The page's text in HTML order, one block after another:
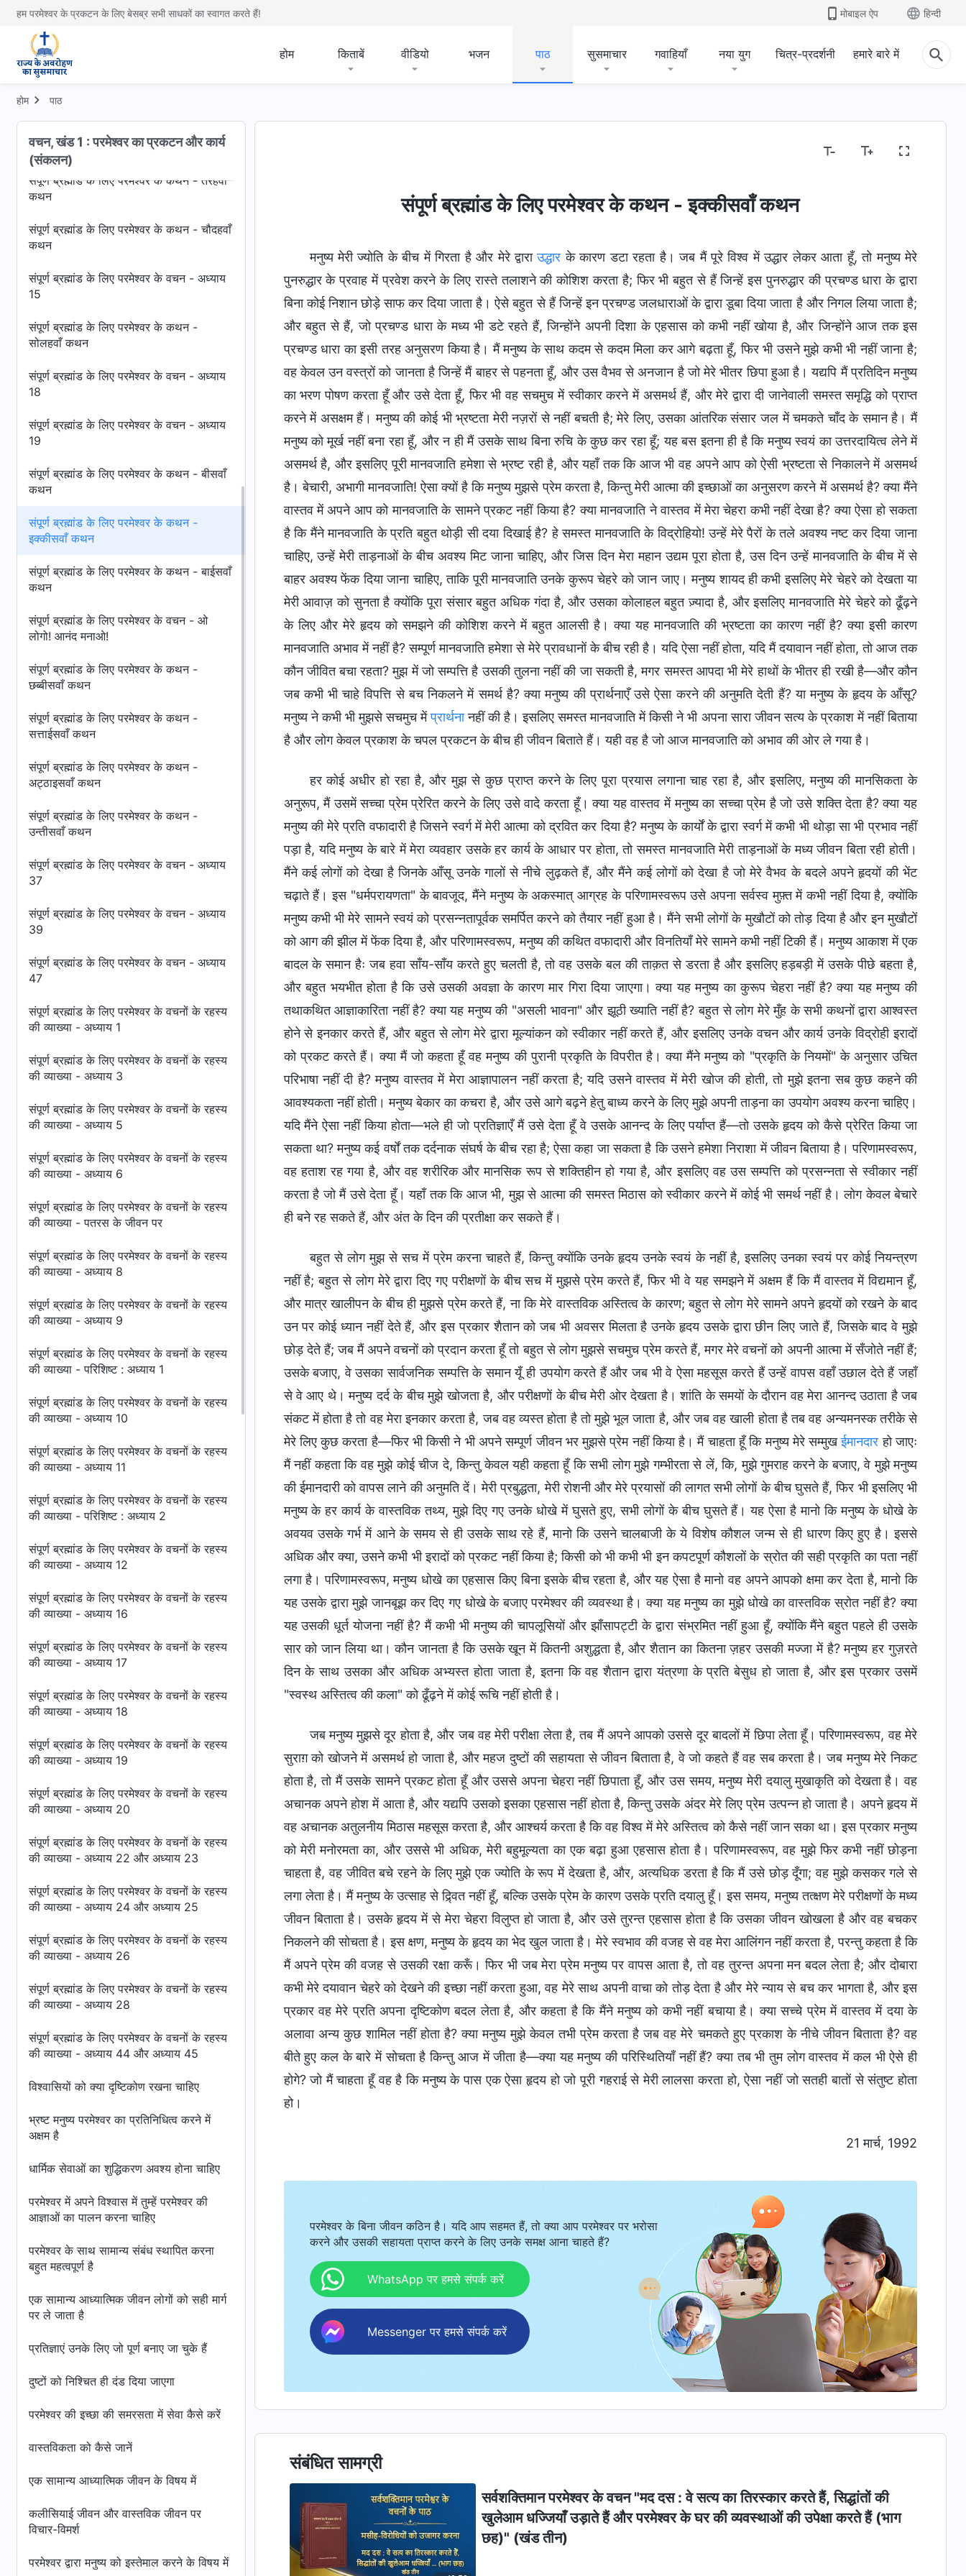
हम परमेश्वर के प्रकटन के लिए बेसब्र सभी साधकों का स्वागत करते हैं! मोबाइल ऐप हिन्दी
होम किताबें वीडियो भजन पाठ सुसमाचार गवाहियाँ नया युग चित्र-प्रदर्शनी हमारे बारे में
होम पाठ
वचन, खंड 1 : परमेश्वर का प्रकटन और कार्य
(संकलन)
संपूर्ण ब्रह्मांड के लिए परमेश्वर के वचन - राज्य
गान
ग्यारहवाँ कथन
संपूर्ण ब्रह्मांड के लिए परमेश्वर के वचन - अध्याय
12
संपूर्ण ब्रह्मांड के लिए परमेश्वर के कथन - तेरहवाँ
कथन
संपूर्ण ब्रह्मांड के लिए परमेश्वर के कथन - चौदहवाँ
कथन
संपूर्ण ब्रह्मांड के लिए परमेश्वर के वचन - अध्याय
15
संपूर्ण ब्रह्मांड के लिए परमेश्वर के कथन -
सोलहवाँ कथन
संपूर्ण ब्रह्मांड के लिए परमेश्वर के वचन - अध्याय
18
संपूर्ण ब्रह्मांड के लिए परमेश्वर के वचन - अध्याय
19
संपूर्ण ब्रह्मांड के लिए परमेश्वर के कथन - बीसवाँ
कथन
संपूर्ण ब्रह्मांड के लिए परमेश्वर के कथन -
इक्कीसवाँ कथन
संपूर्ण ब्रह्मांड के लिए परमेश्वर के कथन - बाईसवाँ
कथन
संपूर्ण ब्रह्मांड के लिए परमेश्वर के वचन - ओ
लोगो! आनंद मनाओ!
संपूर्ण ब्रह्मांड के लिए परमेश्वर के कथन -
छब्बीसवाँ कथन
संपूर्ण ब्रह्मांड के लिए परमेश्वर के कथन -
सत्ताईसवाँ कथन
संपूर्ण ब्रह्मांड के लिए परमेश्वर के कथन -
अट्ठाइसवाँ कथन
संपूर्ण ब्रह्मांड के लिए परमेश्वर के कथन -
उन्तीसवाँ कथन
संपूर्ण ब्रह्मांड के लिए परमेश्वर के वचन - अध्याय
37
संपूर्ण ब्रह्मांड के लिए परमेश्वर के वचन - अध्याय
39
संपूर्ण ब्रह्मांड के लिए परमेश्वर के वचन - अध्याय
47
संपूर्ण ब्रह्मांड के लिए परमेश्वर के वचनों के रहस्य
की व्याख्या - अध्याय 1
संपूर्ण ब्रह्मांड के लिए परमेश्वर के वचनों के रहस्य
की व्याख्या - अध्याय 3
संपूर्ण ब्रह्मांड के लिए परमेश्वर के वचनों के रहस्य
की व्याख्या - अध्याय 5
संपूर्ण ब्रह्मांड के लिए परमेश्वर के वचनों के रहस्य
की व्याख्या - अध्याय 6
संपूर्ण ब्रह्मांड के लिए परमेश्वर के वचनों के रहस्य
की व्याख्या - पतरस के जीवन पर
संपूर्ण ब्रह्मांड के लिए परमेश्वर के वचनों के रहस्य
की व्याख्या - अध्याय 8
संपूर्ण ब्रह्मांड के लिए परमेश्वर के वचनों के रहस्य
की व्याख्या - अध्याय 9
संपूर्ण ब्रह्मांड के लिए परमेश्वर के वचनों के रहस्य
की व्याख्या - परिशिष्ट : अध्याय 1
संपूर्ण ब्रह्मांड के लिए परमेश्वर के वचनों के रहस्य
की व्याख्या - अध्याय 10
संपूर्ण ब्रह्मांड के लिए परमेश्वर के वचनों के रहस्य
की व्याख्या - अध्याय 11
संपूर्ण ब्रह्मांड के लिए परमेश्वर के वचनों के रहस्य
की व्याख्या - परिशिष्ट : अध्याय 2
संपूर्ण ब्रह्मांड के लिए परमेश्वर के वचनों के रहस्य
की व्याख्या - अध्याय 12
संपूर्ण ब्रह्मांड के लिए परमेश्वर के वचनों के रहस्य
की व्याख्या - अध्याय 16
संपूर्ण ब्रह्मांड के लिए परमेश्वर के वचनों के रहस्य
की व्याख्या - अध्याय 17
संपूर्ण ब्रह्मांड के लिए परमेश्वर के वचनों के रहस्य
की व्याख्या - अध्याय 18
संपूर्ण ब्रह्मांड के लिए परमेश्वर के वचनों के रहस्य
की व्याख्या - अध्याय 19
संपूर्ण ब्रह्मांड के लिए परमेश्वर के वचनों के रहस्य
की व्याख्या - अध्याय 20
संपूर्ण ब्रह्मांड के लिए परमेश्वर के वचनों के रहस्य
की व्याख्या - अध्याय 22 और अध्याय 23
संपूर्ण ब्रह्मांड के लिए परमेश्वर के वचनों के रहस्य
की व्याख्या - अध्याय 24 और अध्याय 25
संपूर्ण ब्रह्मांड के लिए परमेश्वर के वचनों के रहस्य
की व्याख्या - अध्याय 26
संपूर्ण ब्रह्मांड के लिए परमेश्वर के वचनों के रहस्य
की व्याख्या - अध्याय 28
संपूर्ण ब्रह्मांड के लिए परमेश्वर के वचनों के रहस्य
की व्याख्या - अध्याय 44 और अध्याय 45
विश्वासियों को क्या दृष्टिकोण रखना चाहिए
भ्रष्ट मनुष्य परमेश्वर का प्रतिनिधित्व करने में
अक्षम है
धार्मिक सेवाओं का शुद्धिकरण अवश्य होना चाहिए
परमेश्वर में अपने विश्वास में तुम्हें परमेश्वर की
आज्ञाओं का पालन करना चाहिए
परमेश्वर के साथ सामान्य संबंध स्थापित करना
बहुत महत्वपूर्ण है
एक सामान्य आध्यात्मिक जीवन लोगों को सही मार्ग
पर ले जाता है
प्रतिज्ञाएं उनके लिए जो पूर्ण बनाए जा चुके हैं
दुष्टों को निश्चित ही दंड दिया जाएगा
परमेश्वर की इच्छा की समरसता में सेवा कैसे करें
वास्तविकता को कैसे जानें
एक सामान्य आध्यात्मिक जीवन के विषय में
कलीसियाई जीवन और वास्तविक जीवन पर
विचार-विमर्श
परमेश्वर द्वारा मनुष्य को इस्तेमाल करने के विषय में
संपूर्ण ब्रह्मांड के लिए परमेश्वर के कथन - इक्कीसवाँ कथन
मनुष्य मेरी ज्योति के बीच में गिरता है और मेरे द्वाराउद्धार के कारण डटा रहता है। जब मैं पूरे विश्व में उद्धार लेकर आता हूँ, तो मनुष्य मेरे
पुनरुद्धार के प्रवाह में प्रवेश करने के लिए रास्ते तलाशने की कोशिश करता है; फिर भी बहुत से हैं जिन्हें इस पुनरुद्धार की प्रचण्ड धारा के द्वारा
बिना कोई निशान छोड़े साफ कर दिया जाता है। ऐसे बहुत से हैं जिन्हें इन प्रचण्ड जलधाराओं के द्वारा डूबा दिया जाता है और निगल लिया जाता है;
और बहुत से हैं, जो प्रचण्ड धारा के मध्य भी डटे रहते हैं, जिन्होंने अपनी दिशा के एहसास को कभी नहीं खोया है, और जिन्होंने आज तक इस
प्रचण्ड धारा का इसी तरह अनुसरण किया है। मैं मनुष्य के साथ कदम से कदम मिला कर आगे बढ़ता हूँ, फिर भी उसने मुझे कभी भी नहीं जाना है;
वह केवल उन वस्त्रों को जानता है जिन्हें मैं बाहर से पहनता हूँ, और उस वैभव से अनजान है जो मेरे भीतर छिपा हुआ है। यद्यपि मैं प्रतिदिन मनुष्य
का भरण पोषण करता हूँ और उसे देता हूँ, फिर भी वह सचमुच में स्वीकार करने में असमर्थ हैं, और मेरे द्वारा दी जानेवाली समस्त समृद्धि को प्राप्त
करने में असक्षम हैं। मनुष्य की कोई भी भ्रष्टता मेरी नज़रों से नहीं बचती है; मेरे लिए, उसका आंतरिक संसार जल में चमकते चाँद के समान है। मैं
मनुष्य को मूर्ख नहीं बना रहा हूँ, और न ही मैं उसके साथ बिना रुचि के कुछ कर रहा हूँ; यह बस इतना ही है कि मनुष्य स्वयं का उत्तरदायित्व लेने में
असमर्थ है, और इसलिए पूरी मानवजाति हमेशा से भ्रष्ट रही है, और यहाँ तक कि आज भी वह अपने आप को ऐसी भ्रष्टता से निकालने में असमर्थ
है। बेचारी, अभागी मानवजाति! ऐसा क्यों है कि मनुष्य मुझसे प्रेम करता है, किन्तु मेरी आत्मा की इच्छाओं का अनुसरण करने में असमर्थ है? क्या मैंने
वास्तव में अपने आप को मानवजाति के सामने प्रकट नहीं किया है? क्या मानवजाति ने वास्तव में मेरा चेहरा कभी नहीं देखा है? क्या ऐसा हो सकता
है कि मैंने मानवजाति के प्रति बहुत थोड़ी सी दया दिखाई है? हे समस्त मानवजाति के विद्रोहियो! उन्हें मेरे पैरों के तले अवश्य नष्ट कर दिया जाना
चाहिए, उन्हें मेरी ताड़नाओं के बीच अवश्य मिट जाना चाहिए, और जिस दिन मेरा महान उद्यम पूरा होता है, उस दिन उन्हें मानवजाति के बीच में से
बाहर अवश्य फेंक दिया जाना चाहिए, ताकि पूरी मानवजाति उनके कुरूप चेहरे को जान जाए। मनुष्य शायद ही कभी इसलिए मेरे चेहरे को देखता या
मेरी आवाज़ को सुनता है क्योंकि पूरा संसार बहुत अधिक गंदा है, और उसका कोलाहल बहुत ज़्यादा है, और इसलिए मानवजाति मेरे चेहरे को ढूँढ़ने
के लिए और मेरे हृदय को समझने की कोशिश करने में बहुत आलसी है। क्या यह मानवजाति की भ्रष्टता का कारण नहीं है? क्या इसी कारण
मानवजाति अभाव में नहीं है? सम्पूर्ण मानवजाति हमेशा से मेरे प्रावधानों के बीच रही है। यदि ऐसा नहीं होता, यदि मैं दयावान नहीं होता, तो आज तक
कौन जीवित बचा रहता? मुझ में जो सम्पत्ति है उसकी तुलना नहीं की जा सकती है, मगर समस्त आपदा भी मेरे हाथों के भीतर ही रखी है—और कौन
जब कभी भी चाहे विपत्ति से बच निकलने में समर्थ है? क्या मनुष्य की प्रार्थनाएँ उसे ऐसा करने की अनुमति देती हैं? या मनुष्य के हृदय के आँसू?
मनुष्य ने कभी भी मुझसे सचमुच मेंप्रार्थनानहीं की है। इसलिए समस्त मानवजाति में किसी ने भी अपना सारा जीवन सत्य के प्रकाश में नहीं बिताया
है और लोग केवल प्रकाश के चपल प्रकटन के बीच ही जीवन बिताते हैं। यही वह है जो आज मानवजाति को अभाव की ओर ले गया है।
हर कोई अधीर हो रहा है, और मुझ से कुछ प्राप्त करने के लिए पूरा प्रयास लगाना चाह रहा है, और इसलिए, मनुष्य की मानसिकता के
अनुरूप, मैं उसमें सच्चा प्रेम प्रेरित करने के लिए उसे वादे करता हूँ। क्या यह वास्तव में मनुष्य का सच्चा प्रेम है जो उसे शक्ति देता है? क्या यह
मनुष्य की मेरे प्रति वफादारी है जिसने स्वर्ग में मेरी आत्मा को द्रवित कर दिया है? मनुष्य के कार्यों के द्वारा स्वर्ग में कभी भी थोड़ा सा भी प्रभाव नहीं
पड़ा है, यदि मनुष्य के बारे में मेरा व्यवहार उसके हर कार्य के आधार पर होता, तो समस्त मानवजाति मेरी ताड़नाओं के मध्य जीवन बिता रही होती।
मैंने कई लोगों को देखा है जिनके आँसू उनके गालों से नीचे लुढ़कते हैं, और मैंने कई लोगों को देखा है जो मेरे वैभव के बदले अपने हृदयों की भेंट
चढ़ाते हैं। इस "धर्मपरायणता" के बावजूद, मैंने मनुष्य के अकस्मात् आग्रह के परिणामस्वरूप उसे अपना सर्वस्व मुफ़्त में कभी नहीं दिया है, क्योंकि
मनुष्य कभी भी मेरे सामने स्वयं को प्रसन्नतापूर्वक समर्पित करने को तैयार नहीं हुआ है। मैंने सभी लोगों के मुखौटों को तोड़ दिया है और इन मुखौटों
को आग की झील में फेंक दिया है, और परिणामस्वरूप, मनुष्य की कथित वफादारी और विनतियाँ मेरे सामने कभी नहीं टिकी हैं। मनुष्य आकाश में एक
बादल के समान हैः जब हवा साँय-साँय करते हुए चलती है, तो वह उसके बल की ताक़त से डरता है और इसलिए हड़बड़ी में उसके पीछे बहता है,
और बहुत भयभीत होता है कि उसे उसकी अवज्ञा के कारण मार गिरा दिया जाएगा। क्या यह मनुष्य का कुरूप चेहरा नहीं है? क्या यह मनुष्य की
तथाकथित आज्ञाकारिता नहीं है? क्या यह मनुष्य की "असली भावना" और झूठी ख्याति नहीं है? बहुत से लोग मेरे मुँह के सभी कथनों द्वारा आश्वस्त
होने से इनकार करते हैं, और बहुत से लोग मेरे द्वारा मूल्यांकन को स्वीकार नहीं करते हैं, और इसलिए उनके वचन और कार्य उनके विद्रोही इरादों
को प्रकट करते हैं। क्या मैं जो कहता हूँ वह मनुष्य की पुरानी प्रकृति के विपरीत है। क्या मैंने मनुष्य को "प्रकृति के नियमों" के अनुसार उचित
परिभाषा नहीं दी है? मनुष्य वास्तव में मेरा आज्ञापालन नहीं करता है; यदि उसने वास्तव में मेरी खोज की होती, तो मुझे इतना सब कुछ कहने की
आवश्यकता नहीं होती। मनुष्य बेकार का कचरा है, और उसे आगे बढ़ने हेतु बाध्य करने के लिए मुझे अपनी ताड़ना का उपयोग अवश्य करना चाहिए।
यदि मैंने ऐसा नहीं किया होता—भले ही जो प्रतिज्ञाएँ मैं उसे देता हूँ वे उसके आनन्द के लिए पर्याप्त हैं—तो उसके हृदय को कैसे प्रेरित किया जा
सकता था? मनुष्य कई वर्षों तक दर्दनाक संघर्ष के बीच रहा है; ऐसा कहा जा सकता है कि उसने हमेशा निराशा में जीवन बिताया है। परिणामस्वरूप,
वह हताश रह गया है, और वह शरीरिक और मानसिक रूप से शक्तिहीन हो गया है, और इसलिए वह उस सम्पत्ति को प्रसन्नता से स्वीकार नहीं
करता है जो मैं उसे देता हूँ। यहाँ तक कि आज भी, मुझ से आत्मा की समस्त मिठास को स्वीकार करने में कोई भी समर्थ नहीं है। लोग केवल बेचारे
ही बने रह सकते हैं, और अंत के दिन की प्रतीक्षा कर सकते हैं।
बहुत से लोग मुझ से सच में प्रेम करना चाहते हैं, किन्तु क्योंकि उनके हृदय उनके स्वयं के नहीं है, इसलिए उनका स्वयं पर कोई नियन्त्रण
नहीं है; बहुत से लोग मेरे द्वारा दिए गए परीक्षणों के बीच सच में मुझसे प्रेम करते हैं, फिर भी वे यह समझने में अक्षम हैं कि मैं वास्तव में विद्यमान हूँ,
और मात्र खालीपन के बीच ही मुझसे प्रेम करते हैं, ना कि मेरे वास्तविक अस्तित्व के कारण; बहुत से लोग मेरे सामने अपने हृदयों को रखने के बाद
उन पर कोई ध्यान नहीं देते हैं, और इस प्रकार शैतान को जब भी अवसर मिलता है उनके हृदय उसके द्वारा छीन लिए जाते हैं, जिसके बाद वे मुझे
छोड़ देते हैं; जब मैं अपने वचनों को प्रदान करता हूँ तो बहुत से लोग मुझसे सचमुच प्रेम करते हैं, मगर मेरे वचनों को अपनी आत्मा में सँजोते नहीं हैं;
उसके बजाए, वे उसका सार्वजनिक सम्पत्ति के समान यूँ ही उपयोग करते हैं और जब भी वे ऐसा महसूस करते हैं उन्हें वापस वहाँ उछाल देते हैं जहाँ
से वे आए थे। मनुष्य दर्द के बीच मुझे खोजता है, और परीक्षणों के बीच मेरी ओर देखता है। शांति के समयों के दौरान वह मेरा आनन्द उठाता है जब
संकट में होता है तो वह मेरा इनकार करता है, जब वह व्यस्त होता है तो मुझे भूल जाता है, और जब वह खाली होता है तब वह अन्यमनस्क तरीके से
मेरे लिए कुछ करता है—फिर भी किसी ने भी अपने सम्पूर्ण जीवन भर मुझसे प्रेम नहीं किया है। मैं चाहता हूँ कि मनुष्य मेरे सम्मुखईमानदार हो जाएः
मैं नहीं कहता कि वह मुझे कोई चीज दे, किन्तु केवल यही कहता हूँ कि सभी लोग मुझे गम्भीरता से लें, कि, मुझे गुमराह करने के बजाए, वे मुझे मनुष्य
की ईमानदारी को वापस लाने की अनुमति दें। मेरी प्रबुद्धता, मेरी रोशनी और मेरे प्रयासों की लागत सभी लोगों के बीच घुसते हैं, फिर भी इसलिए भी
मनुष्य के हर कार्य के वास्तविक तथ्य, मुझे दिए गए उनके धोखे में घुसते हुए, सभी लोगों के बीच घुसते हैं। यह ऐसा है मानो कि मनुष्य के धोखे के
अवयव उसके गर्भ में आने के समय से ही उसके साथ रहे हैं, मानो कि उसने चालबाजी के ये विशेष कौशल जन्म से ही धारण किए हुए है। इससे
अधिक और क्या, उसने कभी भी इरादों को प्रकट नहीं किया है; किसी को भी कभी भी इन कपटपूर्ण कौशलों के स्रोत की सही प्रकृति का पता नहीं
लगा है। परिणामस्वरूप, मनुष्य धोखे का एहसास किए बिना इसके बीच रहता है, और यह ऐसा है मानो वह अपने आपको क्षमा कर देता है, मानो कि
यह उसके द्वारा मुझे जानबूझ कर दिए गए धोखे के बजाए परमेश्वर की व्यवस्था है। क्या यह मनुष्य का मुझे धोखे का वास्तविक स्रोत नहीं है? क्या
यह उसकी धूर्त योजना नहीं है? मैं कभी भी मनुष्य की चापलूसियों और झाँसापट्टी के द्वारा संभ्रमित नहीं हुआ हूँ, क्योंकि मैंने बहुत पहले ही उसके
सार को जान लिया था। कौन जानता है कि उसके खून में कितनी अशुद्धता है, और शैतान का कितना ज़हर उसकी मज्जा में है? मनुष्य हर गुज़रते
दिन के साथ उसका और अधिक अभ्यस्त होता जाता है, इतना कि वह शैतान द्वारा यंत्रणा के प्रति बेसुध हो जाता है, और इस प्रकार उसमें
"स्वस्थ अस्तित्व की कला" को ढूँढ़ने में कोई रूचि नहीं होती है।
जब मनुष्य मुझसे दूर होता है, और जब वह मेरी परीक्षा लेता है, तब मैं अपने आपको उससे दूर बादलों में छिपा लेता हूँ। परिणामस्वरूप, वह मेरे
सुराग़ को खोजने में असमर्थ हो जाता है, और महज दुष्टों की सहायता से जीवन बिताता है, वे जो कहते हैं वह सब करता है। जब मनुष्य मेरे निकट
होता है, तो मैं उसके सामने प्रकट होता हूँ और उससे अपना चेहरा नहीं छिपाता हूँ, और उस समय, मनुष्य मेरी दयालु मुखाकृति को देखता है। वह
अचानक अपने होश में आता है, और यद्यपि उसको इसका एहसास नहीं होता है, किन्तु उसके अंदर मेरे लिए प्रेम उत्पन्न हो जाता है। अपने हृदय में
वह अचानक अतुलनीय मिठास महसूस करता है, और आश्चर्य करता है कि वह विश्व में मेरे अस्तित्व को कैसे नहीं जान सका था। इस प्रकार मनुष्य
को मेरी मनोरमता का, और उससे भी अधिक, मेरी बहुमूल्यता का एक बढ़ा हुआ एहसास होता है। परिणामस्वरूप, वह मुझे फिर कभी नहीं छोड़ना
चाहता है, वह जीवित बचे रहने के लिए मुझे एक ज्योति के रूप में देखता है, और, अत्यधिक डरता है कि मैं उसे छोड़ दूँगा; वह मुझे कसकर गले से
लगा लेता है। मैं मनुष्य के उत्साह से द्र्वित नहीं हूँ, बल्कि उसके प्रेम के कारण उसके प्रति दयालु हूँ। इस समय, मनुष्य तत्क्षण मेरे परीक्षणों के मध्य
जीवन बिताता है। उसके हृदय में से मेरा चेहरा विलुप्त हो जाता है, और उसे तुरन्त एहसास होता है कि उसका जीवन खोखला है और वह बचकर
निकलने की सोचता है। इस क्षण, मनुष्य के हृदय का भेद खुल जाता है। मेरे स्वभाव की वजह से वह मेरा आलिंगन नहीं करता है, परन्तु कहता है कि
मैं अपने प्रेम की वजह से उसकी रक्षा करूँ। फिर भी जब मेरा प्रेम मनुष्य पर वापस आता है, तो वह तुरन्त अपना मन बदल लेता है; और दोबारा
कभी मेरे दयावान चेहरे को देखने की इच्छा नहीं करता हुआ, वह मेरे साथ अपनी वाचा को तोड़ देता है और मेरे न्याय से बच कर भागता है, और इस
प्रकार वह मेरे प्रति अपना दृष्टिकोण बदल लेता है, और कहता है कि मैंने मनुष्य को कभी नहीं बचाया है। क्या सच्चे प्रेम में वास्तव में दया के
अलावा अन्य कुछ शामिल नहीं होता है? क्या मनुष्य मुझे केवल तभी प्रेम करता है जब वह मेरे चमकते हुए प्रकाश के नीचे जीवन बिताता है? वह
बीते हुए कल के बारे में सोचता है किन्तु आज में जीता है—क्या यह मनुष्य की परिस्थितियाँ नहीं हैं? क्या तब भी तुम लोग वास्तव में कल भी ऐसे ही
होगे? जो मैं चाहता हूँ वह है कि मनुष्य के पास एक ऐसा हृदय हो जो पूरी गहराई से मेरी लालसा करता हो, ऐसा नहीं जो सतही बातों से संतुष्ट होता
हो।
21 मार्च, 1992
परमेश्वर के बिना जीवन कठिन है। यदि आप सहमत हैं, तो क्या आप परमेश्वर पर भरोसा
करने और उसकी सहायता प्राप्त करने के लिए उनके समक्ष आना चाहते हैं?
WhatsApp पर हमसे संपर्क करें
Messenger पर हमसे संपर्क करें
संबंधित सामग्री
सर्वशक्तिमान परमेश्वर के वचन "मद दस : वे सत्य का तिरस्कार करते हैं, सिद्धांतों की
खुलेआम धज्जियाँ उड़ाते हैं और परमेश्वर के घर की व्यवस्थाओं की उपेक्षा करते हैं (भाग
छह)" (खंड तीन)